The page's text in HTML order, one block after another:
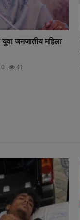
सरकार करे पहल --
0 26